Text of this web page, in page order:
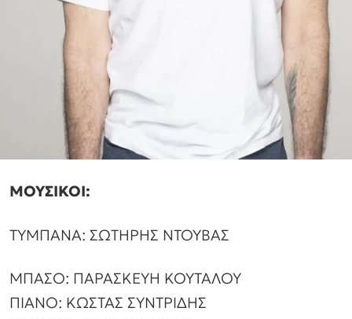
ΜΟΥΣΙΚΟΙ:
ΤΥΜΠΑΝΑ: ΣΩΤΗΡΗΣ ΝΤΟΥΒΑΣ
ΜΠΑΣΟ: ΠΑΡΑΣΚΕΥΗ ΚΟΥΤΑΛΟΥ
ΠΙΑΝΟ: ΚΩΣΤΑΣ ΣΥΝΤΡΙΔΗΣ